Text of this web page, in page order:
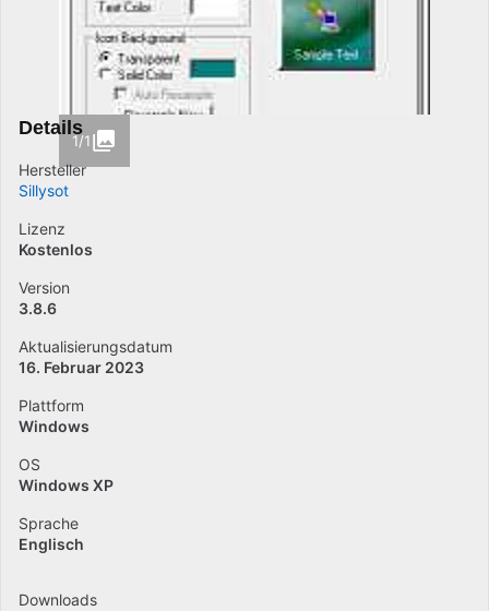
1/1
Details
Hersteller
Sillysot
Lizenz
Kostenlos
Version
3.8.6
Aktualisierungsdatum
16. Februar 2023
Plattform
Windows
OS
Windows XP
Sprache
Englisch
Downloads